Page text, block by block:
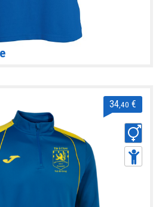
34,40 €